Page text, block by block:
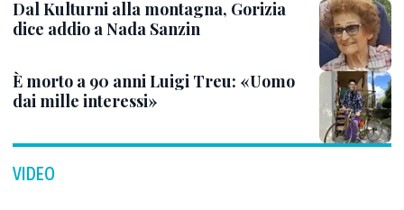
Dal Kulturni alla montagna, Gorizia
dice addio a Nada Sanzin
È morto a 90 anni Luigi Treu: «Uomo
dai mille interessi»
VIDEO